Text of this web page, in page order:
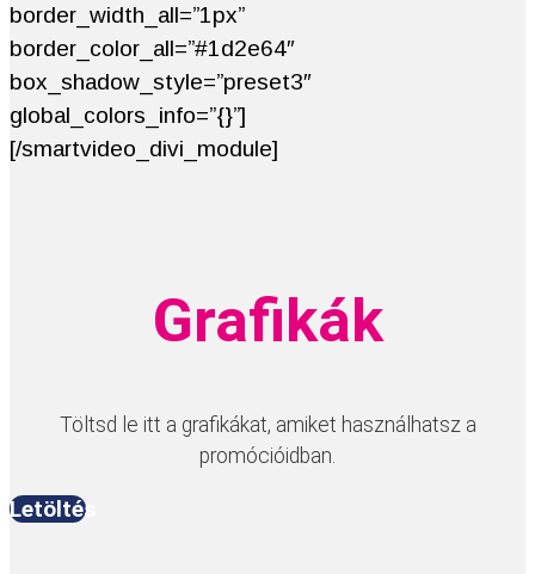
border_width_all=”1px”
border_color_all=”#1d2e64″
box_shadow_style=”preset3″
global_colors_info=”{}”]
[/smartvideo_divi_module]
Grafikák
Töltsd le itt a grafikákat, amiket használhatsz a
promócióidban.
Letöltés